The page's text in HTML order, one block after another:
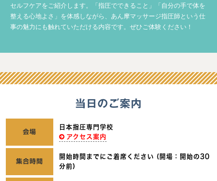
セルフケアをご紹介します。「指圧でできること」「自分の手で体を
整える心地よさ」を体感しながら、あん摩マッサージ指圧師という仕
事の魅力にも触れていただける内容です。ぜひご体験ください！
当日のご案内
会場
日本指圧専門学校
アクセス案内
集合時間
開始時間までにご着席ください (開場：開始の30
分前)